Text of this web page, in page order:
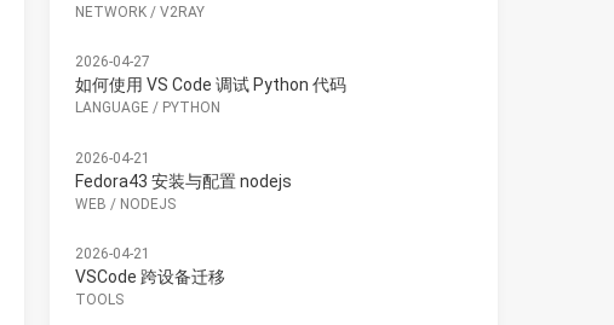
NETWORK / V2RAY
2026-04-27
如何使用 VS Code 调试 Python 代码
LANGUAGE / PYTHON
2026-04-21
Fedora43 安装与配置 nodejs
WEB / NODEJS
2026-04-21
VSCode 跨设备迁移
TOOLS